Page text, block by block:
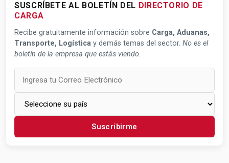
SUSCRÍBETE AL BOLETÍN DEL DIRECTORIO DE
CARGA
Recibe gratuitamente información sobre Carga, Aduanas,
Transporte, Logística y demás temas del sector. No es el
boletín de la empresa que estás viendo.
Suscribirme